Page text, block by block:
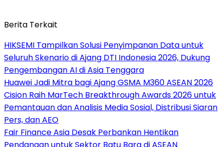
Berita Terkait
HIKSEMI Tampilkan Solusi Penyimpanan Data untuk
Seluruh Skenario di Ajang DTI Indonesia 2026, Dukung
Pengembangan AI di Asia Tenggara
Huawei Jadi Mitra bagi Ajang GSMA M360 ASEAN 2026
Cision Raih MarTech Breakthrough Awards 2026 untuk
Pemantauan dan Analisis Media Sosial, Distribusi Siaran
Pers, dan AEO
Fair Finance Asia Desak Perbankan Hentikan
Pendanaan untuk Sektor Batu Bara di ASEAN